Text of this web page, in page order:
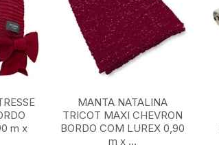
m x
MANTA NATALINA
TRICOT MAXI CHEVRON
BORDO COM LUREX 0,90
m x ...